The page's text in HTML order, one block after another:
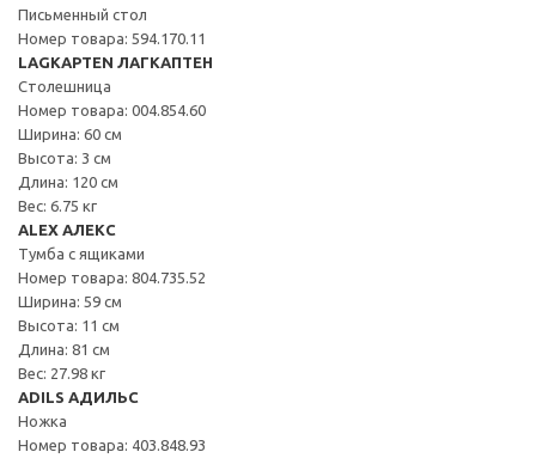
Письменный стол
Номер товара: 594.170.11
LAGKAPTEN ЛАГКАПТЕН
Столешница
Номер товара: 004.854.60
Ширина: 60 см
Высота: 3 см
Длина: 120 см
Вес: 6.75 кг
ALEX АЛЕКС
Тумба с ящиками
Номер товара: 804.735.52
Ширина: 59 см
Высота: 11 см
Длина: 81 см
Вес: 27.98 кг
ADILS АДИЛЬС
Ножка
Номер товара: 403.848.93